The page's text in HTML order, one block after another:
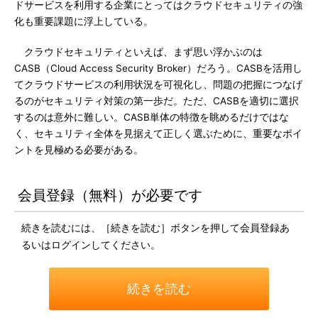
ドサービスを利用する企業にとってはクラウドセキュリティの強
化も重要課題に浮上している。
クラウドセキュリティといえば、まず思い浮かぶのは
CASB（Cloud Access Security Broker）だろう。CASBを活用し
てクラウドサービスの利用状況を可視化し、問題の把握につなげ
るのがセキュリティ対策の第一歩だ。ただ、CASBを適切に選択
するのは意外に難しい。CASB単体の特徴を眺めるだけではな
く、セキュリティ全体を見据えて正しく選ぶために、重要なポイ
ントを見極める必要がある。
会員登録（無料）が必要です
続きを読むには、［続きを読む］ボタンを押して会員登録あ
るいはログインしてください。
続きを読む